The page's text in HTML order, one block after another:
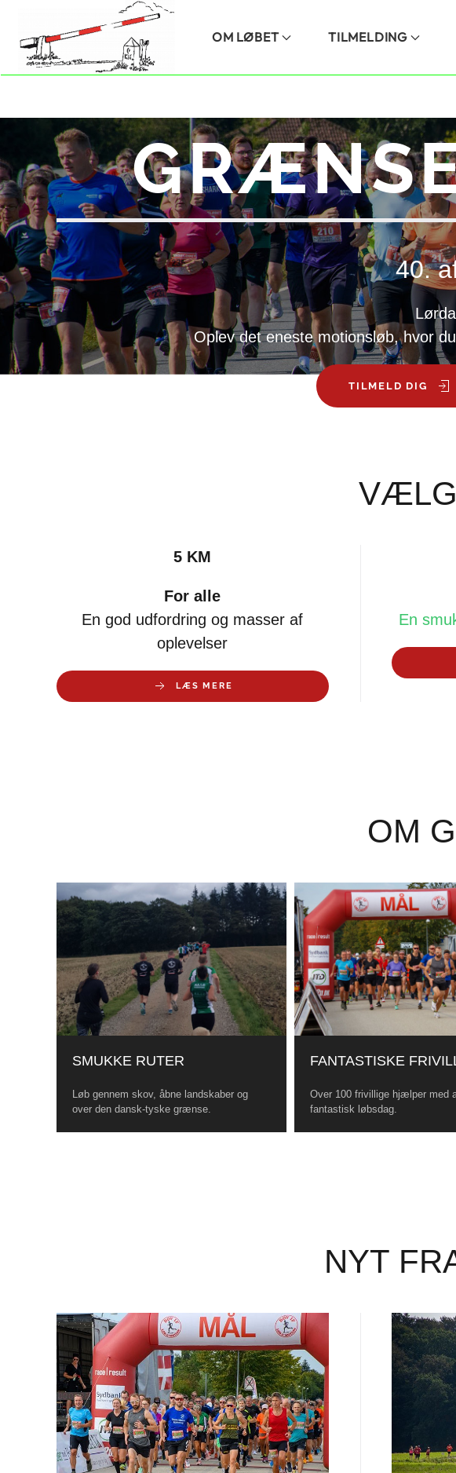
Skip to main content OM LØBET TILMELDING
40.
Oplev det eneste motionsløb, hvor
TILMELD DIG
VÆLG
5 KM
For alle
En god udfordring og masser af
oplevelser
LÆS MERE
En
OM
SMUKKE RUTER
Løb gennem skov, åbne landskaber og
over den dansk-tyske grænse.
FANTASTISKE
Over 100 frivillige hjælper med
fantastisk løbsdag.
NYT